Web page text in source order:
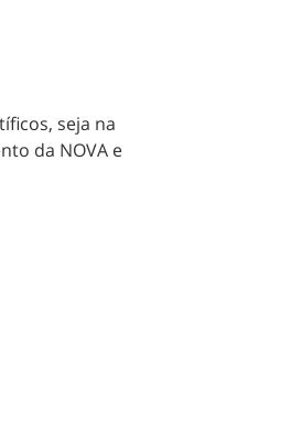
seja na
da NOVA e